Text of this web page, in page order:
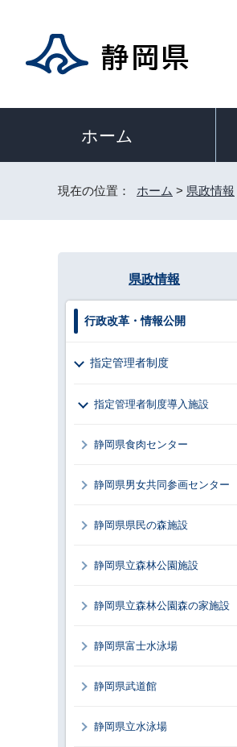
ホーム
現在の位置： ホーム > 県政情報
県政情報
行政改革・情報公開
指定管理者制度
指定管理者制度導入施設
静岡県食肉センター
静岡県男女共同参画センター
静岡県県民の森施設
静岡県立森林公園施設
静岡県立森林公園森の家施設
静岡県富士水泳場
静岡県武道館
静岡県立水泳場